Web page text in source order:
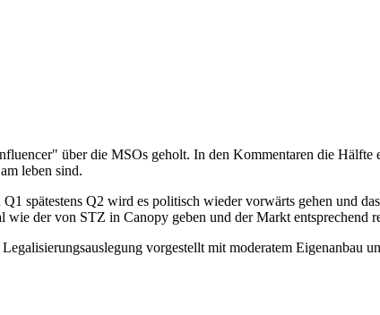
über die MSOs geholt. In den Kommentaren die
leben sind.
spätestens Q2 wird es politisch wieder vorwärts gehen und
wie der von STZ in Canopy geben und der Markt
vorgestellt mit moderatem Eigenanbau